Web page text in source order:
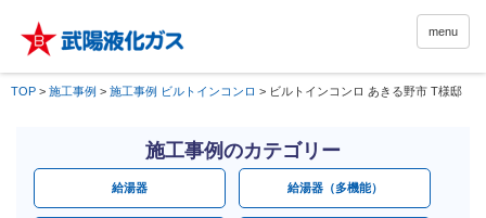
menu
TOP > 施工事例 > 施工事例 ビルトインコンロ > ビルトインコンロ あきる野市 T様邸
施工事例のカテゴリー
給湯器 給湯器（多機能）